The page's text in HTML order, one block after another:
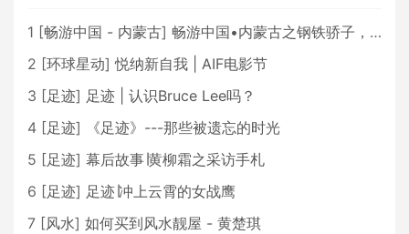
1 [畅游中国 - 内蒙古] 畅游中国•内蒙古之钢铁骄子，魅力包头
2 [环球星动] 悦纳新自我 | AIF电影节
3 [足迹] 足迹 | 认识Bruce Lee吗？
4 [足迹]
《足迹》---那些被遗忘的时光
5 [足迹] 幕后故事∣黄柳霜之采访手札
6 [足迹] 足迹∣冲上云霄的女战鹰
7 [风水] 如何买到风水靓屋 - 黄楚琪